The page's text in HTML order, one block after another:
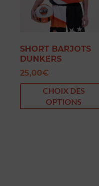
SHORT BARJOTS
DUNKERS
25,00€
CHOIX DES
OPTIONS